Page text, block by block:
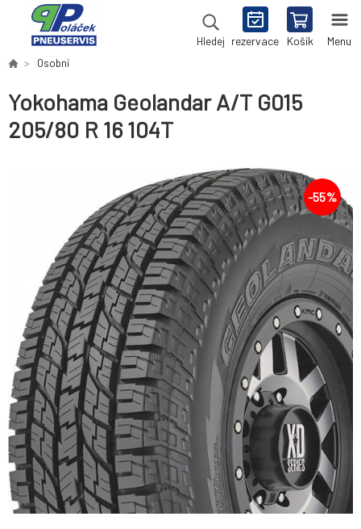
Hledej rezervace Košík Menu
Osobní
Yokohama Geolandar A/T G015
205/80 R 16 104T
-55%